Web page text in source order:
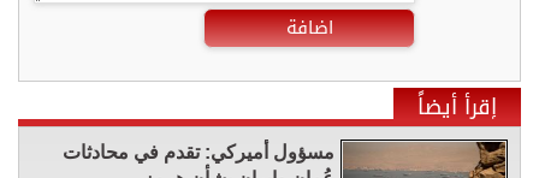
اضافة
إقرأ أيضاً
مسؤول أميركي: تقدم في محادثات